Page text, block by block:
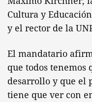
Cultura y
y el rector de la
El mandatario
que todos tenemos
desarrollo y que el
tiene que ver con